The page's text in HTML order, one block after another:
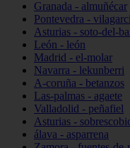
Granada - almuñécar
Pontevedra -
Asturias - soto-del-
León - león
Madrid - el-molar
Navarra - lekunberri
A-coruña - betanzos
Las-palmas - agaete
Valladolid - peñafiel
Asturias -
álava - asparrena